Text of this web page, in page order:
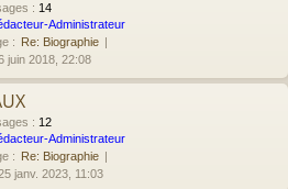
: 14
Administrateur
: Re: Biographie
juin 2018, 22:08
: 12
Administrateur
: Re: Biographie
25 janv. 2023, 11:03